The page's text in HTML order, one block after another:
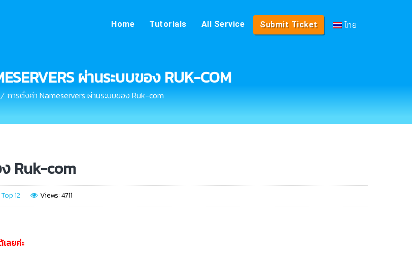
Home Tutorials All Service Submit Ticket ไทย
ผ่านระบบของ RUK-COM
การตั่งค่า Nameservers ผ่านระบบของ Ruk-com
Ruk-com
Top 12 Views: 4711
ลยค่ะ